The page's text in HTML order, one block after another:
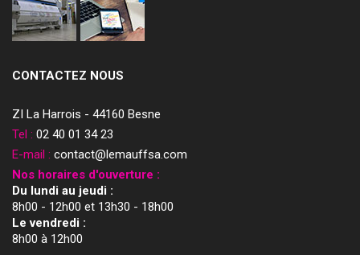
CONTACTEZ NOUS
ZI La Harrois - 44160 Besne
Tel : 02 40 01 34 23
E-mail : contact@lemauffsa.com
Nos horaires d'ouverture :
Du lundi au jeudi :
8h00 - 12h00 et 13h30 - 18h00
Le vendredi :
8h00 à 12h00